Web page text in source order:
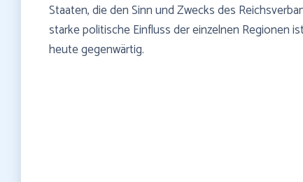
Staaten, die den Sinn und Zwecks des
starke politische Einfluss der einzelnen Regionen
heute gegenwärtig.